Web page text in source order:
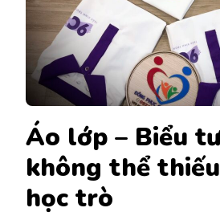
Áo lớp – Biểu
không thể
học trò